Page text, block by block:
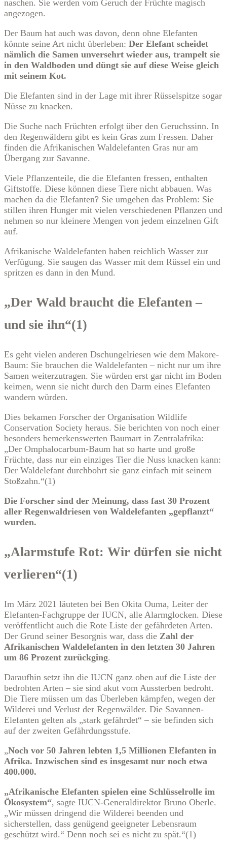
naschen. Sie werden vom Geruch der Früchte magisch
angezogen.
Der Baum hat auch was davon, denn ohne Elefanten
könnte seine Art nicht überleben: Der Elefant scheidet
nämlich die Samen unversehrt wieder aus, trampelt sie
in den Waldboden und düngt sie auf diese Weise gleich
mit seinem Kot.
Die Elefanten sind in der Lage mit ihrer Rüsselspitze sogar
Nüsse zu knacken.
Die Suche nach Früchten erfolgt über den Geruchssinn. In
den Regenwäldern gibt es kein Gras zum Fressen. Daher
finden die Afrikanischen Waldelefanten Gras nur am
Übergang zur Savanne.
Viele Pflanzenteile, die die Elefanten fressen, enthalten
Giftstoffe. Diese können diese Tiere nicht abbauen. Was
machen da die Elefanten? Sie umgehen das Problem: Sie
stillen ihren Hunger mit vielen verschiedenen Pflanzen und
nehmen so nur kleinere Mengen von jedem einzelnen Gift
auf.
Afrikanische Waldelefanten haben reichlich Wasser zur
Verfügung. Sie saugen das Wasser mit dem Rüssel ein und
spritzen es dann in den Mund.
„Der Wald braucht die Elefanten –
und sie ihn“(1)
Es geht vielen anderen Dschungelriesen wie dem Makore-
Baum: Sie brauchen die Waldelefanten – nicht nur um ihre
Samen weiterzutragen. Sie würden erst gar nicht im Boden
keimen, wenn sie nicht durch den Darm eines Elefanten
wandern würden.
Dies bekamen Forscher der Organisation Wildlife
Conservation Society heraus. Sie berichten von noch einer
besonders bemerkenswerten Baumart in Zentralafrika:
„Der Omphalocarbum-Baum hat so harte und große
Früchte, dass nur ein einziges Tier die Nuss knacken kann:
Der Waldelefant durchbohrt sie ganz einfach mit seinem
Stoßzahn.“(1)
Die Forscher sind der Meinung, dass fast 30 Prozent
aller Regenwaldriesen von Waldelefanten „gepflanzt“
wurden.
„Alarmstufe Rot: Wir dürfen sie nicht
verlieren“(1)
Im März 2021 läuteten bei Ben Okita Ouma, Leiter der
Elefanten-Fachgruppe der IUCN, alle Alarmglocken. Diese
veröffentlicht auch die Rote Liste der gefährdeten Arten.
Der Grund seiner Besorgnis war, dass die Zahl der
Afrikanischen Waldelefanten in den letzten 30 Jahren
um 86 Prozent zurückging.
Daraufhin setzt ihn die IUCN ganz oben auf die Liste der
bedrohten Arten – sie sind akut vom Aussterben bedroht.
Die Tiere müssen um das Überleben kämpfen, wegen der
Wilderei und Verlust der Regenwälder. Die Savannen-
Elefanten gelten als „stark gefährdet“ – sie befinden sich
auf der zweiten Gefährdungsstufe.
„Noch vor 50 Jahren lebten 1,5 Millionen Elefanten in
Afrika. Inzwischen sind es insgesamt nur noch etwa
400.000.
„Afrikanische Elefanten spielen eine Schlüsselrolle im
Ökosystem“, sagte IUCN-Generaldirektor Bruno Oberle.
„Wir müssen dringend die Wilderei beenden und
sicherstellen, dass genügend geeigneter Lebensraum
geschützt wird.“ Denn noch sei es nicht zu spät.“(1)